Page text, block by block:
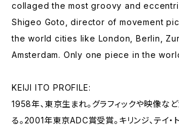
collaged the most groovy and
Shigeo Goto, director of movement
the world cities like London, Berlin,
Amsterdam. Only one piece in the
KEIJI ITO PROFILE:
1958年、東京生まれ。グラフィックや映像な
る。2001年東京ADC賞受賞。キリンジ、テイ・